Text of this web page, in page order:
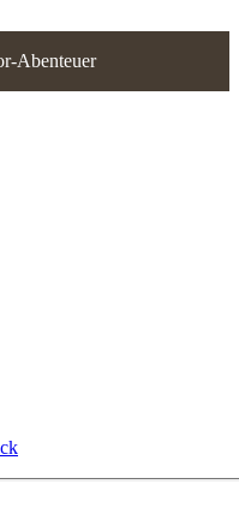
Abenteuer